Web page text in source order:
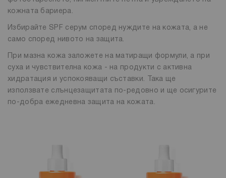
кожната бариера.
Избирайте SPF серум според нуждите на кожата, а не
само според нивото на защита.
При мазна кожа заложете на матиращи формули, а при
суха и чувствителна кожа - на продукти с активна
хидратация и успокояващи съставки. Така ще
използвате слънцезащитата по-редовно и ще осигурите
по-добра ежедневна защита на кожата.